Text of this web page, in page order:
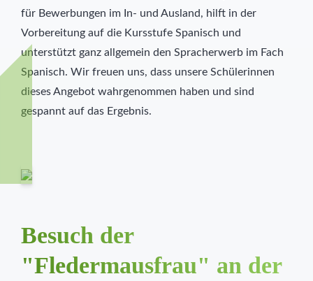
für Bewerbungen im In- und Ausland, hilft in der
Vorbereitung auf die Kursstufe Spanisch und
unterstützt ganz allgemein den Spracherwerb im Fach
Spanisch. Wir freuen uns, dass unsere Schülerinnen
dieses Angebot wahrgenommen haben und sind
gespannt auf das Ergebnis.
Besuch der
"Fledermausfrau" an der